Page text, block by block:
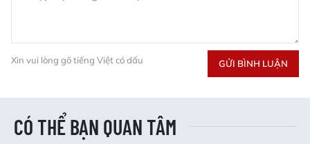
Xin vui lòng gõ tiếng Việt có dấu GỬI BÌNH LUẬN
CÓ THỂ BẠN QUAN TÂM